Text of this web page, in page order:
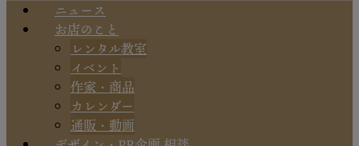
ニュース
お店のこと
レンタル教室
イベント
作家・商品
カレンダー
通販・動画